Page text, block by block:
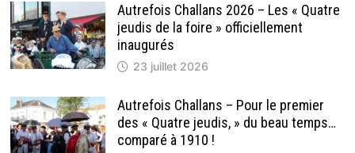
Autrefois Challans 2026 – Les « Quatre
jeudis de la foire » officiellement
inaugurés
23 juillet 2026
Autrefois Challans – Pour le premier
des « Quatre jeudis, » du beau temps…
comparé à 1910 !